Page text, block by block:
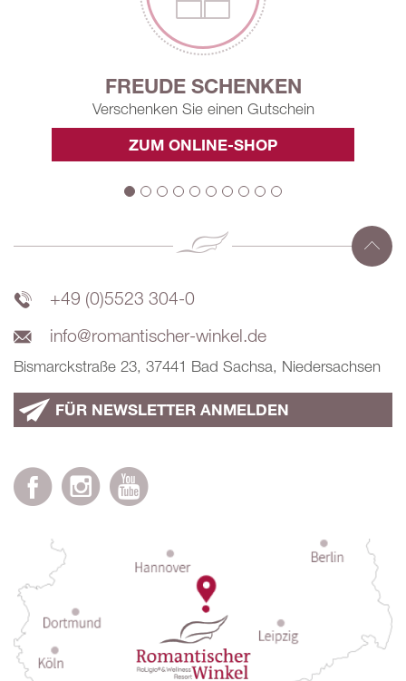
FREUDE SCHENKEN
Verschenken Sie einen Gutschein
ZUM ONLINE-SHOP
+49 (0)5523 304-0
info@romantischer-winkel.de
Bismarckstraße 23, 37441 Bad Sachsa, Niedersachsen
FÜR NEWSLETTER ANMELDEN